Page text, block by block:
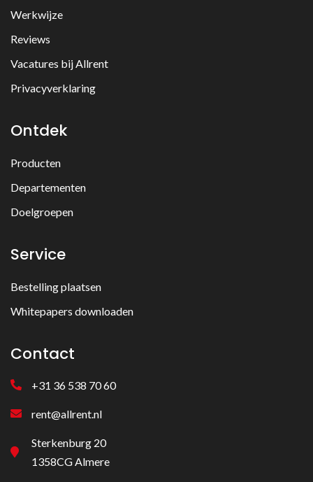
Werkwijze
Reviews
Vacatures bij Allrent
Privacyverklaring
Ontdek
Producten
Departementen
Doelgroepen
Service
Bestelling plaatsen
Whitepapers downloaden
Contact
+31 36 538 70 60
rent@allrent.nl
Sterkenburg 20
1358CG Almere